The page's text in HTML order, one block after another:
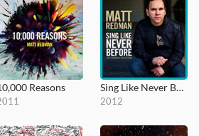
Reasons Sing Like Never Before
2012